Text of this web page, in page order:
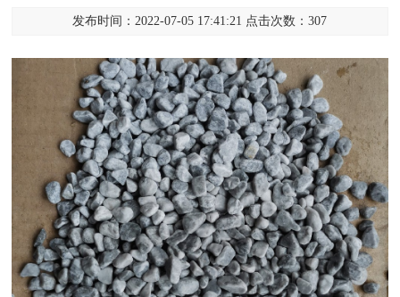
发布时间：2022-07-05 17:41:21 点击次数：307